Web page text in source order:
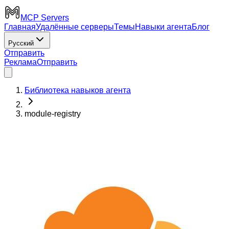
MCP Servers
ГлавнаяУдалённые серверыТемыНавыки агентаБлог
Русский
Отправить
РекламаОтправить
Библиотека навыков агента
module-registry